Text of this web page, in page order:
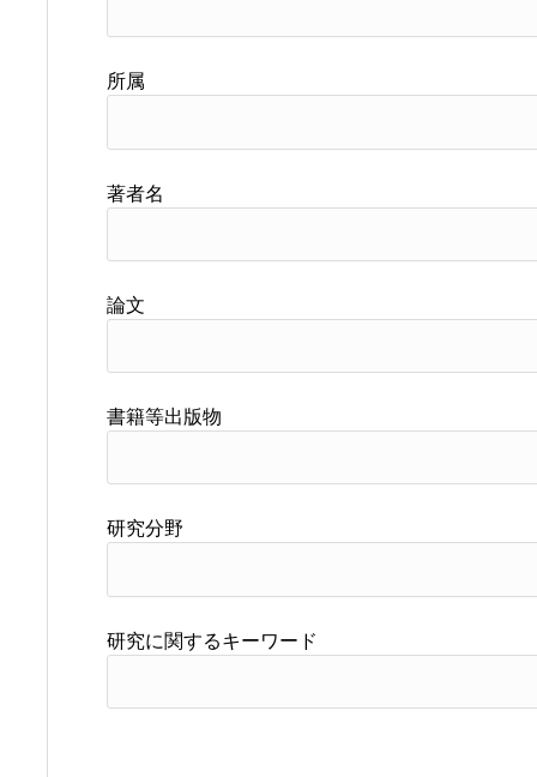
所属
著者名
論文
書籍等出版物
研究分野
研究に関するキーワード